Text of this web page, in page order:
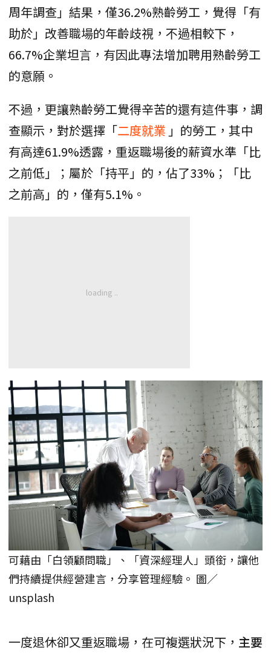
周年調查」結果，僅36.2%熟齡勞工，覺得「有
助於」改善職場的年齡歧視，不過相較下，
66.7%企業坦言，有因此專法增加聘用熟齡勞工
的意願。
不過，更讓熟齡勞工覺得辛苦的還有這件事，調
查顯示，對於選擇「二度就業 」的勞工，其中
有高達61.9%透露，重返職場後的薪資水準「比
之前低」；屬於「持平」的，佔了33%；「比
之前高」的，僅有5.1%。
可藉由「白領顧問職」、「資深經理人」頭銜，讓他
們持續提供經營建言，分享管理經驗。 圖／
unsplash
一度退休卻又重返職場，在可複選狀況下， 主要